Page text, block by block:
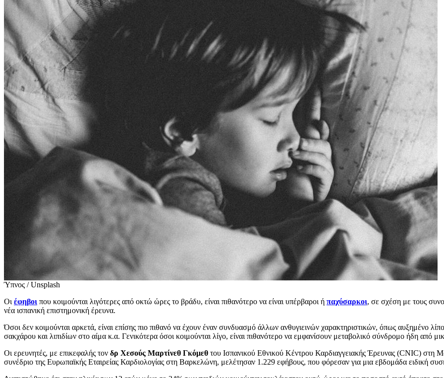
Ύπνος / Unsplash
Οιέφηβοι που κοιμούνται λιγότερες από οκτώ ώρες το βράδυ, είναι πιθανότερο να είναι υπέρβαροι ή παχύσαρκοι, σε σχέση με τους
νέα ισπανική επιστημονική έρευνα.
Όσοι δεν κοιμούνται αρκετά, είναι επίσης πιο πιθανό να έχουν έναν συνδυασμό άλλων ανθυγιεινών χαρακτηριστικών, όπως αυξημένο
σακχάρου και λιπιδίων στο αίμα κ.α. Γενικότερα όσοι κοιμούνται λίγο, είναι πιθανότερο να εμφανίσουν μεταβολικό σύνδρομο ήδη από
Οι ερευνητές, με επικεφαλής τον δρ Χεσούς Μαρτίνεθ Γκόμεθ του Ισπανικού Εθνικού Κέντρου Καρδιαγγειακής Έρευνας (CNIC) στη
συνέδριο της Ευρωπαϊκής Εταιρείας Καρδιολογίας στη Βαρκελώνη, μελέτησαν 1.229 εφήβους, που φόρεσαν για μια εβδομάδα ειδική